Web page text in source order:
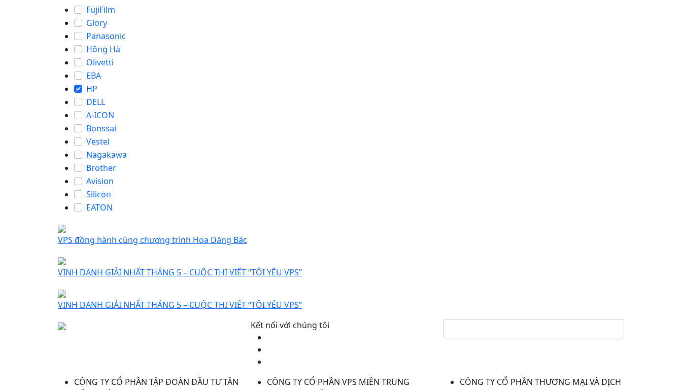
FujiFilm
Glory
Panasonic
Hồng Hà
Olivetti
EBA
HP
DELL
A-ICON
Bonssai
Vestel
Nagakawa
Brother
Avision
Silicon
EATON
VPS đồng hành cùng chương trình Hoa Dâng Bác
VINH DANH GIẢI NHẤT THÁNG 5 – CUỘC THI VIẾT “TÔI YÊU VPS”
VINH DANH GIẢI NHẤT THÁNG 5 – CUỘC THI VIẾT “TÔI YÊU VPS”
Kết nối với chúng tôi
CÔNG TY CỔ PHẦN TẬP ĐOÀN ĐẦU TƯ TÂN
CÔNG TY CỔ PHẦN VPS MIỀN TRUNG
CÔNG TY CỔ PHẦN THƯƠNG MẠI VÀ DỊCH